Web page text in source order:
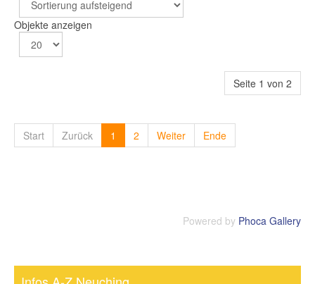
Objekte anzeigen
Seite 1 von 2
Start Zurück 1 2 Weiter Ende
Powered by Phoca Gallery